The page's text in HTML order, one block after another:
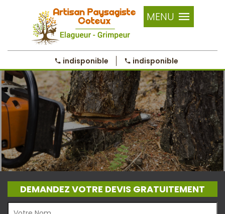
MENU
indisponible indisponible
DEMANDEZ VOTRE DEVIS GRATUITEMENT